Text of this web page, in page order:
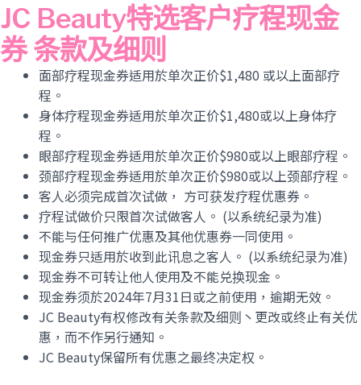
JC Beauty特选客户疗程现金
券 条款及细则
面部疗程现金券适用於单次正价$1,480 或以上面部疗
程。
身体疗程现金券适用於单次正价$1,480或以上身体疗
程。
眼部疗程现金券适用於单次正价$980或以上眼部疗程。
颈部疗程现金券适用於单次正价$980或以上颈部疗程。
客人必须完成首次试做， 方可获发疗程优惠券。
疗程试做价只限首次试做客人。 (以系统纪录为准)
不能与任何推广优惠及其他优惠券一同使用。
现金券只适用於收到此讯息之客人。 (以系统纪录为准)
现金券不可转让他人使用及不能兑换现金。
现金券须於2024年7月31日或之前使用，逾期无效。
JC Beauty有权修改有关条款及细则丶更改或终止有关优
惠，而不作另行通知。
JC Beauty保留所有优惠之最终决定权。